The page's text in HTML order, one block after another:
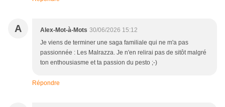
A Alex-Mot-à-Mots 30/06/2026 15:12
Je viens de terminer une saga familiale qui ne m'a pas
passionnée : Les Malrazza. Je n'en relirai pas de sitôt malgré
ton enthousiasme et ta passion du pesto ;-)
Répondre